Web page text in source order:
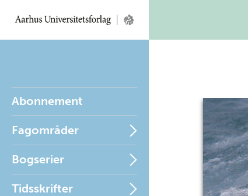
Abonnement
Fagområder
Bogserier
Tidsskrifter